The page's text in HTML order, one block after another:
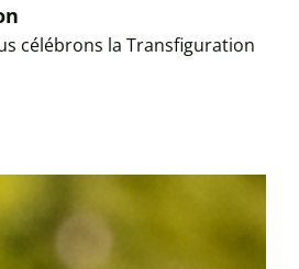
célébrons la Transfiguration